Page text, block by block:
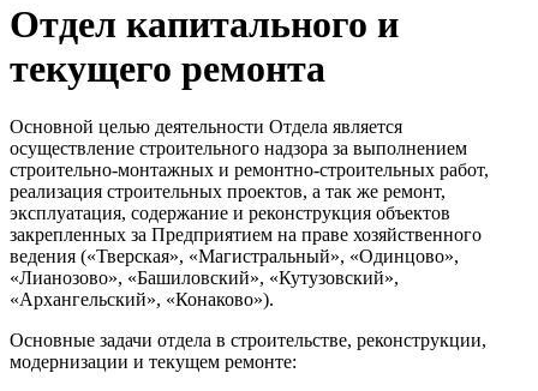
Отдел капитального и
текущего ремонта
Основной целью деятельности Отдела является
осуществление строительного надзора за выполнением
строительно-монтажных и ремонтно-строительных работ,
реализация строительных проектов, а так же ремонт,
эксплуатация, содержание и реконструкция объектов
закрепленных за Предприятием на праве хозяйственного
ведения («Тверская», «Магистральный», «Одинцово»,
«Лианозово», «Башиловский», «Кутузовский»,
«Архангельский», «Конаково»).
Основные задачи отдела в строительстве, реконструкции,
модернизации и текущем ремонте: